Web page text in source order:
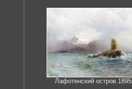
Лафотенский остров.1895